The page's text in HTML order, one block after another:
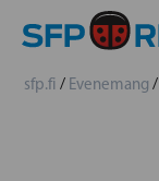
sfp.fi / Evenemang /